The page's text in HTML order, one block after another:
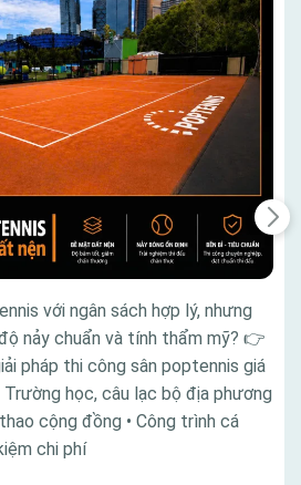
với ngân sách hợp lý, nhưng
nảy chuẩn và tính thẩm mỹ? 👉
pháp thi công sân poptennis giá
Trường học, câu lạc bộ địa phương
cộng đồng • Công trình cá
chi phí